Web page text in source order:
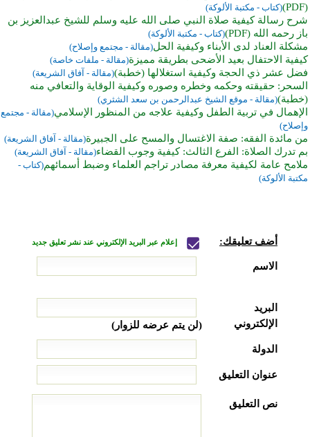
(PDF)
(كتاب - مكتبة الألوكة)
شرح رسالة كيفية صلاة النبي صلى الله عليه وسلم للشيخ عبدالعزيز بن
باز رحمه الله (PDF)
(كتاب - مكتبة الألوكة)
مشكلة العناد لدى الأبناء وكيفية الحل(مقالة - مجتمع وإصلاح)
كيفية الاحتفال بعيد الأضحى بطريقة مميزة(مقالة - ملفات خاصة)
فضل عشر ذي الحجة وكيفية استغلالها (خطبة)(مقالة - آفاق الشريعة)
السحر: حقيقته وحكمه وخطره وصوره وكيفية الوقاية والتعافي منه
(خطبة)(مقالة - موقع الشيخ عبدالرحمن بن سعد الشثري)
الإهمال في تربية الطفل وكيفية علاجه من المنظور الإسلامي(مقالة - مجتمع
وإصلاح)
من مائدة الفقه: صفة الاغتسال والمسح على الجبيرة(مقالة - آفاق الشريعة)
بم تدرك الصلاة: الفرع الثالث: كيفية وجوب القضاء(مقالة - آفاق الشريعة)
ملامح عامة لكيفية معرفة مصادر تراجم العلماء وضبط أسمائهم(كتاب -
مكتبة الألوكة)
أضف تعليقك: إعلام عبر البريد الإلكتروني عند نشر تعليق جديد
الاسم
البريد
الإلكتروني
(لن يتم عرضه للزوار)
الدولة
عنوان التعليق
نص التعليق